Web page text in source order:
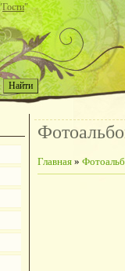
Гости"
Главная »